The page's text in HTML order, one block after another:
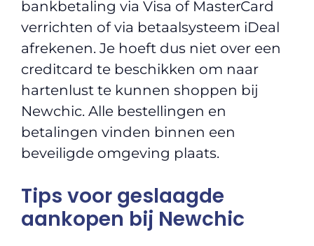
bankbetaling via Visa of MasterCard
verrichten of via betaalsysteem iDeal
afrekenen. Je hoeft dus niet over een
creditcard te beschikken om naar
hartenlust te kunnen shoppen bij
Newchic. Alle bestellingen en
betalingen vinden binnen een
beveiligde omgeving plaats.
Tips voor geslaagde
aankopen bij Newchic